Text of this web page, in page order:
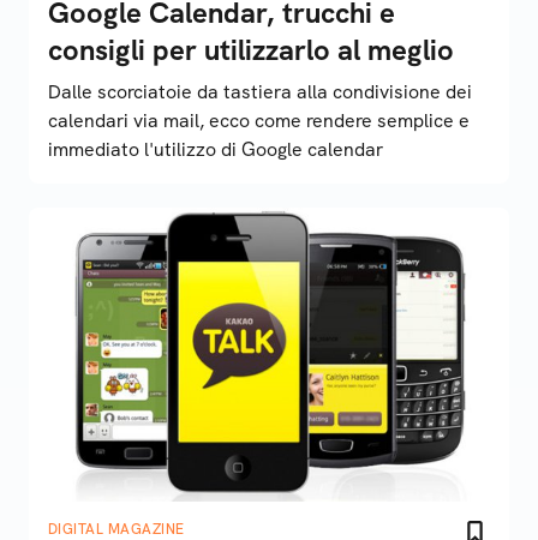
Google Calendar, trucchi e
consigli per utilizzarlo al meglio
Dalle scorciatoie da tastiera alla condivisione dei
calendari via mail, ecco come rendere semplice e
immediato l'utilizzo di Google calendar
DIGITAL MAGAZINE